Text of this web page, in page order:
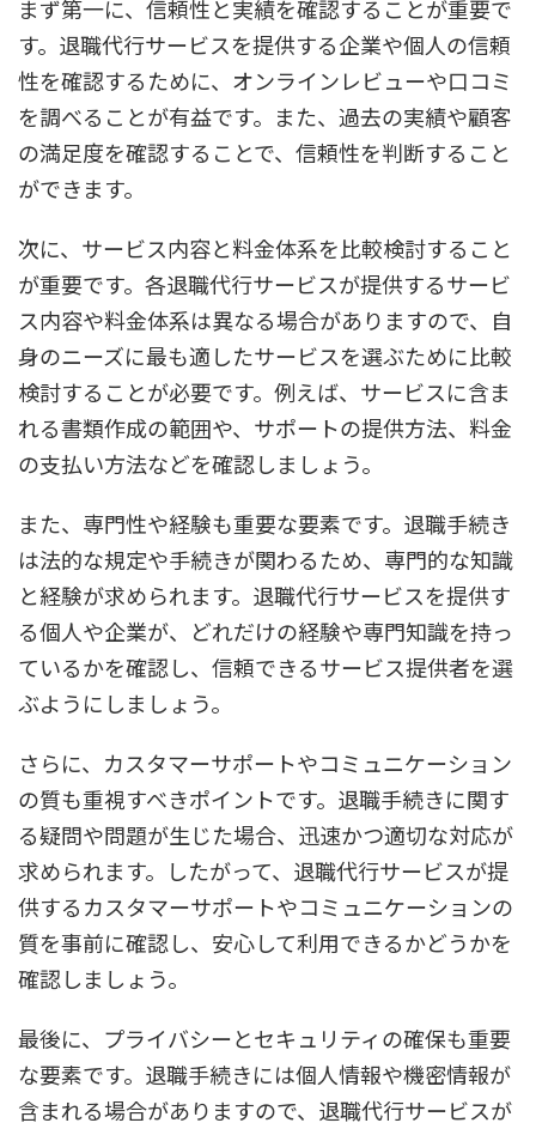
まず第一に、信頼性と実績を確認することが重要で
す。退職代行サービスを提供する企業や個人の信頼
性を確認するために、オンラインレビューや口コミ
を調べることが有益です。また、過去の実績や顧客
の満足度を確認することで、信頼性を判断すること
ができます。
次に、サービス内容と料金体系を比較検討すること
が重要です。各退職代行サービスが提供するサービ
ス内容や料金体系は異なる場合がありますので、自
身のニーズに最も適したサービスを選ぶために比較
検討することが必要です。例えば、サービスに含ま
れる書類作成の範囲や、サポートの提供方法、料金
の支払い方法などを確認しましょう。
また、専門性や経験も重要な要素です。退職手続き
は法的な規定や手続きが関わるため、専門的な知識
と経験が求められます。退職代行サービスを提供す
る個人や企業が、どれだけの経験や専門知識を持っ
ているかを確認し、信頼できるサービス提供者を選
ぶようにしましょう。
さらに、カスタマーサポートやコミュニケーション
の質も重視すべきポイントです。退職手続きに関す
る疑問や問題が生じた場合、迅速かつ適切な対応が
求められます。したがって、退職代行サービスが提
供するカスタマーサポートやコミュニケーションの
質を事前に確認し、安心して利用できるかどうかを
確認しましょう。
最後に、プライバシーとセキュリティの確保も重要
な要素です。退職手続きには個人情報や機密情報が
含まれる場合がありますので、退職代行サービスが